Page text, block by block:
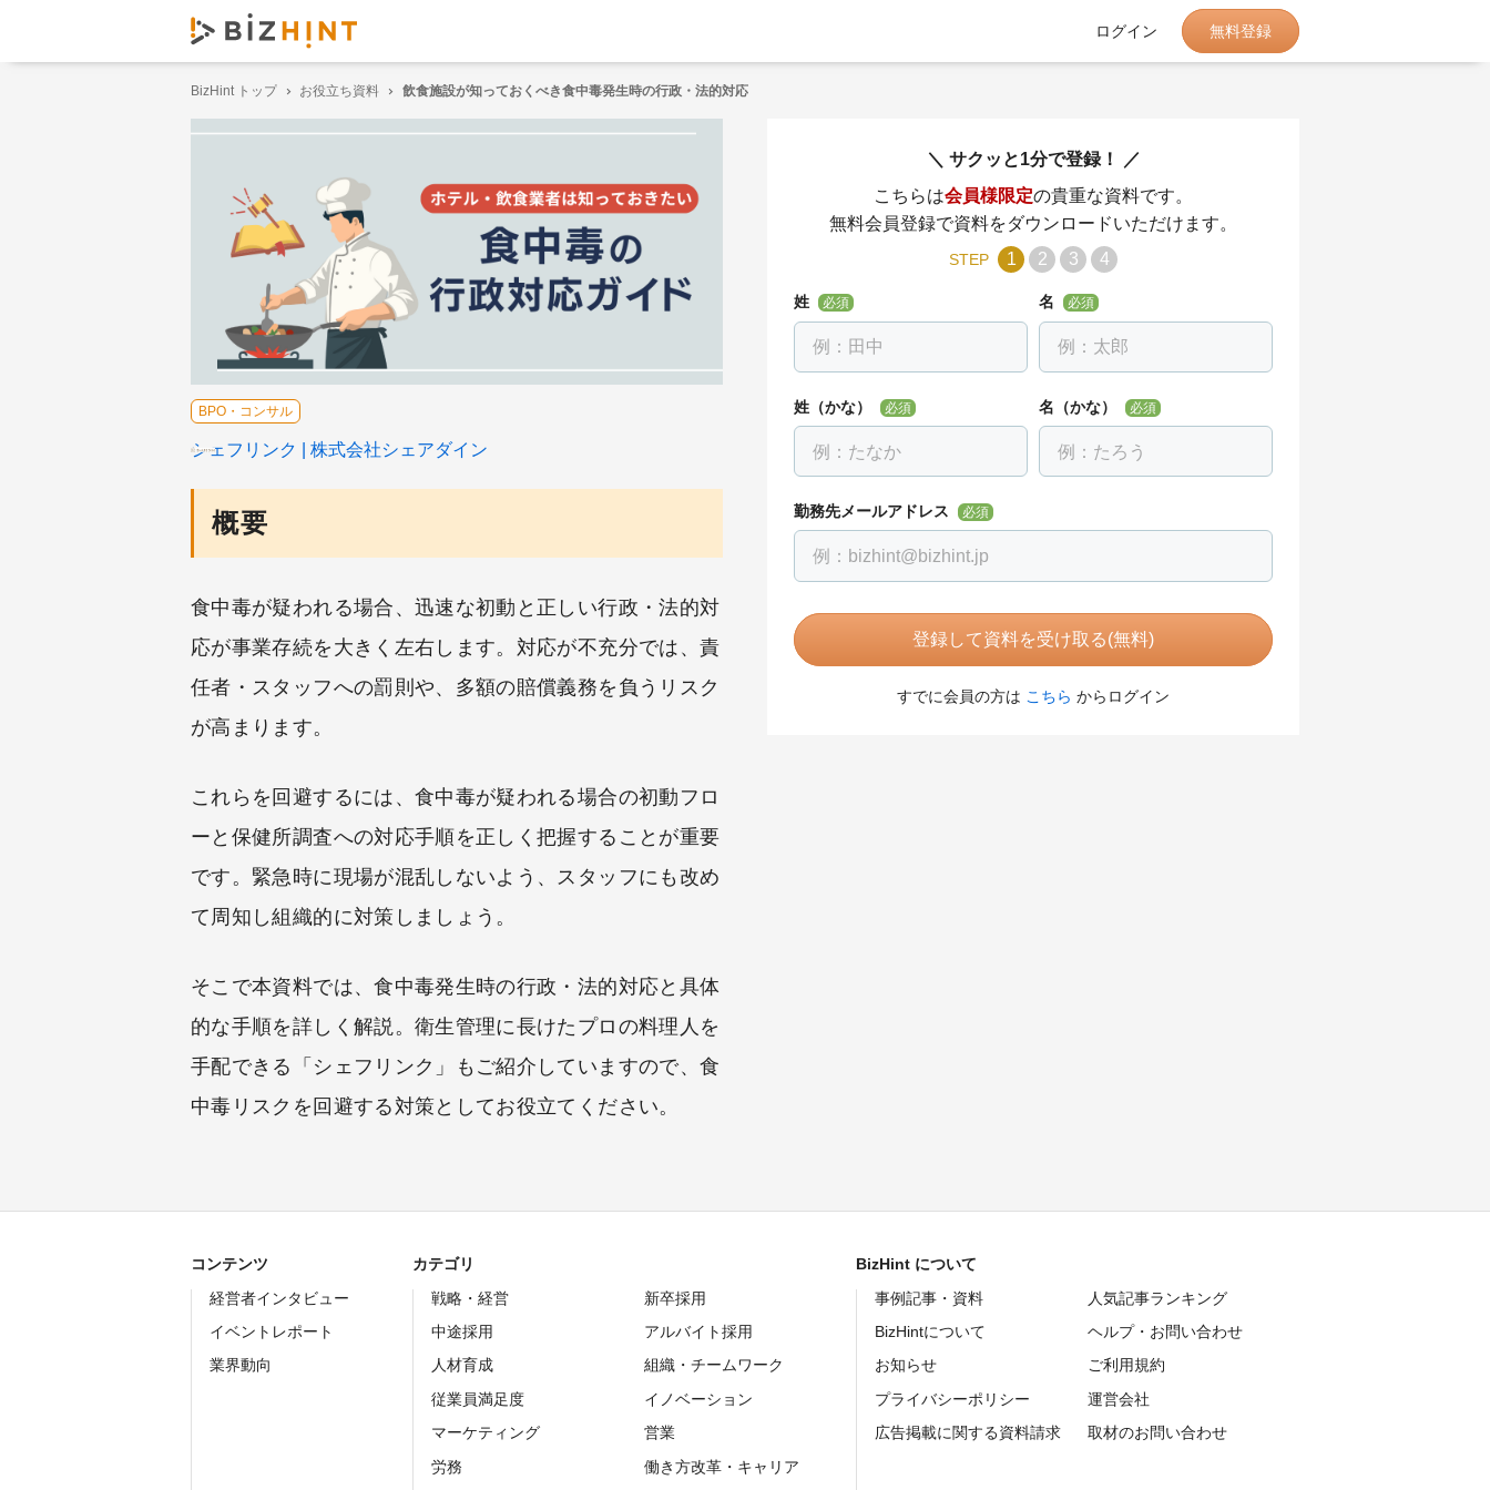
ログイン 無料登録
BizHint トップ お役立ち資料 飲⾷施設が知っておくべき⾷中毒発⽣時の⾏政・法的対応
概要
食中毒が疑われる場合、迅速な初動と正しい行政・法的対
応が事業存続を大きく左右します。対応が不充分では、責
任者・スタッフへの罰則や、多額の賠償義務を負うリスク
が高まります。
これらを回避するには、食中毒が疑われる場合の初動フロ
ーと保健所調査への対応手順を正しく把握することが重要
です。緊急時に現場が混乱しないよう、スタッフにも改め
て周知し組織的に対策しましょう。
そこで本資料では、食中毒発生時の行政・法的対応と具体
的な手順を詳しく解説。衛生管理に長けたプロの料理人を
手配できる「シェフリンク」もご紹介していますので、食
中毒リスクを回避する対策としてお役立てください。
BPO・コンサル
シェフリンク 株式会社シェアダイン
サクッと1分で登録！
こちらは会員様限定の貴重な資料です。
無料会員登録で資料をダウンロードいただけます。
STEP 1 2 3 4
姓 必須 名 必須
姓（かな） 必須 名（かな） 必須
勤務先メールアドレス 必須
登録して資料を受け取る(無料)
すでに会員の方は こちら からログイン
コンテンツ
経営者インタビュー
イベントレポート
業界動向
カテゴリ
戦略・経営
新卒採用
中途採用
アルバイト採用
人材育成
組織・チームワーク
従業員満足度
イノベーション
マーケティング
営業
労務
働き方改革・キャリア
BizHint について
事例記事・資料
人気記事ランキング
BizHintについて
ヘルプ・お問い合わせ
お知らせ
ご利用規約
プライバシーポリシー
運営会社
広告掲載に関する資料請求
取材のお問い合わせ